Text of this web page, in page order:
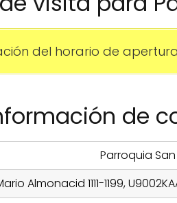
del horario de
de
Parroquia
Almonacid 1111-1199,